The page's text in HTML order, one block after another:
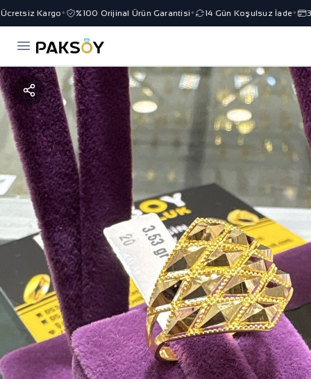
Kargo✦ %100 Orijinal Ürün Garantisi✦ 14 Gün Koşulsuz İade✦ 3